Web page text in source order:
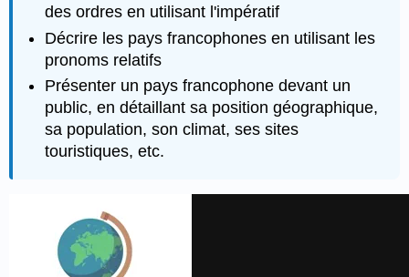
des ordres en utilisant l'impératif
Décrire les pays francophones en utilisant les
pronoms relatifs
Présenter un pays francophone devant un
public, en détaillant sa position géographique,
sa population, son climat, ses sites
touristiques, etc.